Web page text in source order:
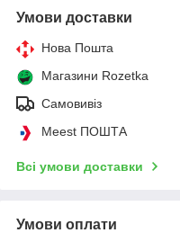
Умови доставки
Нова Пошта
Магазини Rozetka
Самовивіз
Meest ПОШТА
Всі умови доставки
Умови оплати